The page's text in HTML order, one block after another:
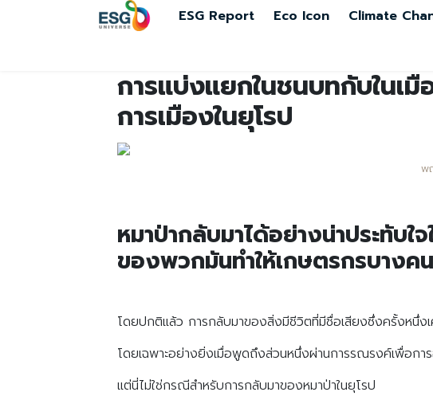
ESG Report Eco Icon Climate
การแบ่งแยกในชนบทกับในเ
การเมืองในยุโรป
พ
หมาป่ากลับมาได้อย่างน่าประทับ
ของพวกมันทำให้เกษตรกรบางค
โดยปกติแล้ว การกลับมาของสิ่งมีชีวิตที่มีชื่อเสียงซึ่งครั้งหนึ่ง
โดยเฉพาะอย่างยิ่งเมื่อพูดถึงส่วนหนึ่งผ่านการรณรงค์เพื่อก
แต่นี่ไม่ใช่กรณีสำหรับการกลับมาของหมาป่าในยุโรป